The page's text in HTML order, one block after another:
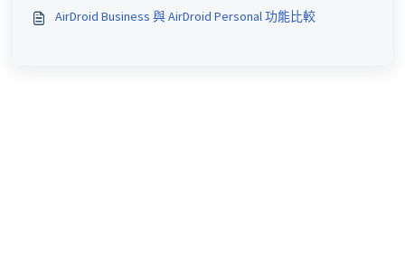
AirDroid Business 與 AirDroid Personal 功能比較